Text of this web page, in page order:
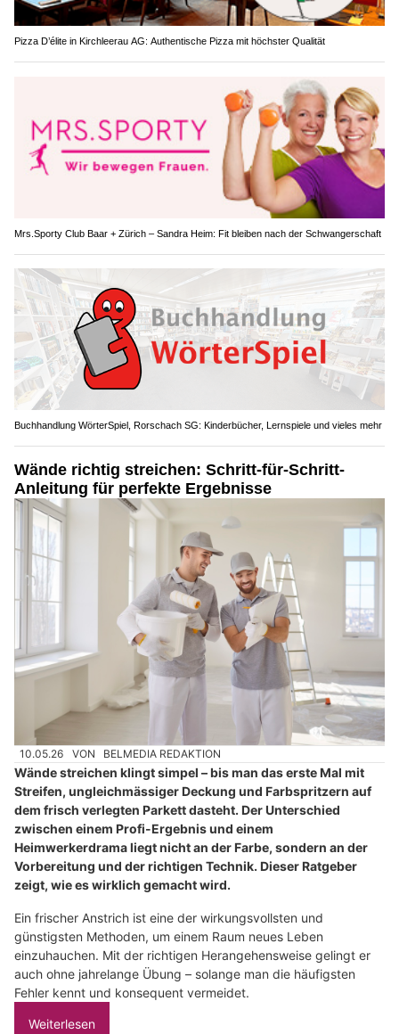
Pizza D’élite in Kirchleerau AG: Authentische Pizza mit höchster Qualität
Mrs.Sporty Club Baar + Zürich – Sandra Heim: Fit bleiben nach der Schwangerschaft
Buchhandlung WörterSpiel, Rorschach SG: Kinderbücher, Lernspiele und vieles mehr
Wände richtig streichen: Schritt-für-Schritt-
Anleitung für perfekte Ergebnisse
10.05.26 VON BELMEDIA REDAKTION
Wände streichen klingt simpel – bis man das erste Mal mit
Streifen, ungleichmässiger Deckung und Farbspritzern auf
dem frisch verlegten Parkett dasteht. Der Unterschied
zwischen einem Profi-Ergebnis und einem
Heimwerkerdrama liegt nicht an der Farbe, sondern an der
Vorbereitung und der richtigen Technik. Dieser Ratgeber
zeigt, wie es wirklich gemacht wird.
Ein frischer Anstrich ist eine der wirkungsvollsten und
günstigsten Methoden, um einem Raum neues Leben
einzuhauchen. Mit der richtigen Herangehensweise gelingt er
auch ohne jahrelange Übung – solange man die häufigsten
Fehler kennt und konsequent vermeidet.
Weiterlesen